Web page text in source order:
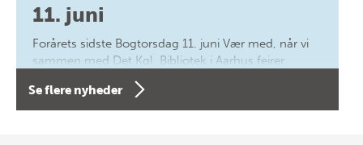
11. juni
Forårets sidste Bogtorsdag 11. juni Vær med, når vi
sammen med Det Kgl. Bibliotek i Aarhus fejrer
forfatterne bag vores nyes…
Se flere nyheder